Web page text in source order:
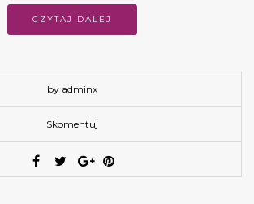
CZYTAJ DALEJ
by adminx
Skomentuj